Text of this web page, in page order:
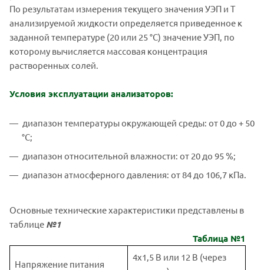
По результатам измерения текущего значения УЭП и Т
анализируемой жидкости определяется приведенное к
заданной температуре (20 или 25 °С) значение УЭП, по
которому вычисляется массовая концентрация
растворенных солей.
Условия эксплуатации анализаторов:
диапазон температуры окружающей среды: от 0 до + 50
°С;
диапазон относительной влажности: от 20 до 95 %;
диапазон атмосферного давления: от 84 до 106,7 кПа.
Основные технические характеристики представлены в
таблице №1
Таблица №1
Напряжение питания
4x1,5 В или 12 В (через